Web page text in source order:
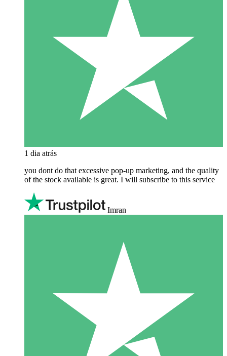
1 dia atrás
you dont do that excessive pop-up marketing, and the quality
of the stock available is great. I will subscribe to this service
Imran